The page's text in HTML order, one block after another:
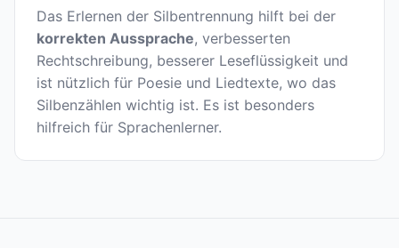
Das Erlernen der Silbentrennung hilft bei der
korrekten Aussprache, verbesserten
Rechtschreibung, besserer Leseflüssigkeit und
ist nützlich für Poesie und Liedtexte, wo das
Silbenzählen wichtig ist. Es ist besonders
hilfreich für Sprachenlerner.